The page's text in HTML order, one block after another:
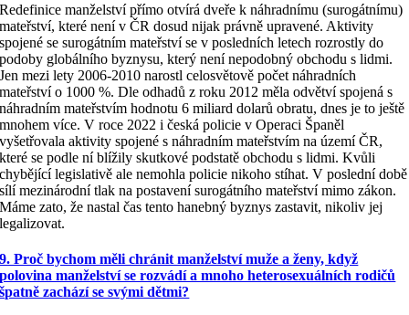
Redefinice manželství přímo otvírá dveře k náhradnímu (surogátnímu)
mateřství, které není v ČR dosud nijak právně upravené. Aktivity
spojené se surogátním mateřství se v posledních letech rozrostly do
podoby globálního byznysu, který není nepodobný obchodu s lidmi.
Jen mezi lety 2006-2010 narostl celosvětově počet náhradních
mateřství o 1000 %. Dle odhadů z roku 2012 měla odvětví spojená s
náhradním mateřstvím hodnotu 6 miliard dolarů obratu, dnes je to ještě
mnohem více. V roce 2022 i česká policie v Operaci Španěl
vyšetřovala aktivity spojené s náhradním mateřstvím na území ČR,
které se podle ní blížily skutkové podstatě obchodu s lidmi. Kvůli
chybějící legislativě ale nemohla policie nikoho stíhat. V poslední době
sílí mezinárodní tlak na postavení surogátního mateřství mimo zákon.
Máme zato, že nastal čas tento hanebný byznys zastavit, nikoliv jej
legalizovat.
9. Proč bychom měli chránit manželství muže a ženy, když
polovina manželství se rozvádí a mnoho heterosexuálních rodičů
špatně zachází se svými dětmi?